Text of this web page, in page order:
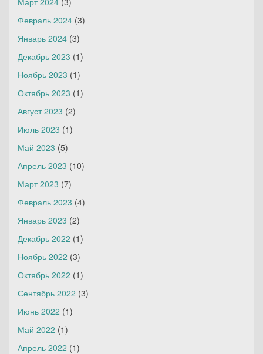
Февраль 2024 (3)
Январь 2024 (3)
Декабрь 2023 (1)
Ноябрь 2023 (1)
Октябрь 2023 (1)
Август 2023 (2)
Июль 2023 (1)
Май 2023 (5)
Апрель 2023 (10)
Март 2023 (7)
Февраль 2023 (4)
Январь 2023 (2)
Декабрь 2022 (1)
Ноябрь 2022 (3)
Октябрь 2022 (1)
Сентябрь 2022 (3)
Июнь 2022 (1)
Май 2022 (1)
Апрель 2022 (1)